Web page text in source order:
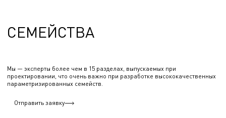
СЕМЕЙСТВА
Мы — эксперты более чем в 15 разделах, выпускаемых при
проектировании, что очень важно при разработке высококачественных
параметризированных семейств.
Отправить заявку